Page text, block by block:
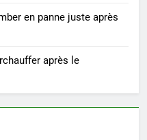
en panne juste après
après le